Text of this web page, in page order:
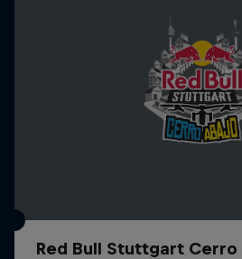
Red Bull Stuttgart Cerro